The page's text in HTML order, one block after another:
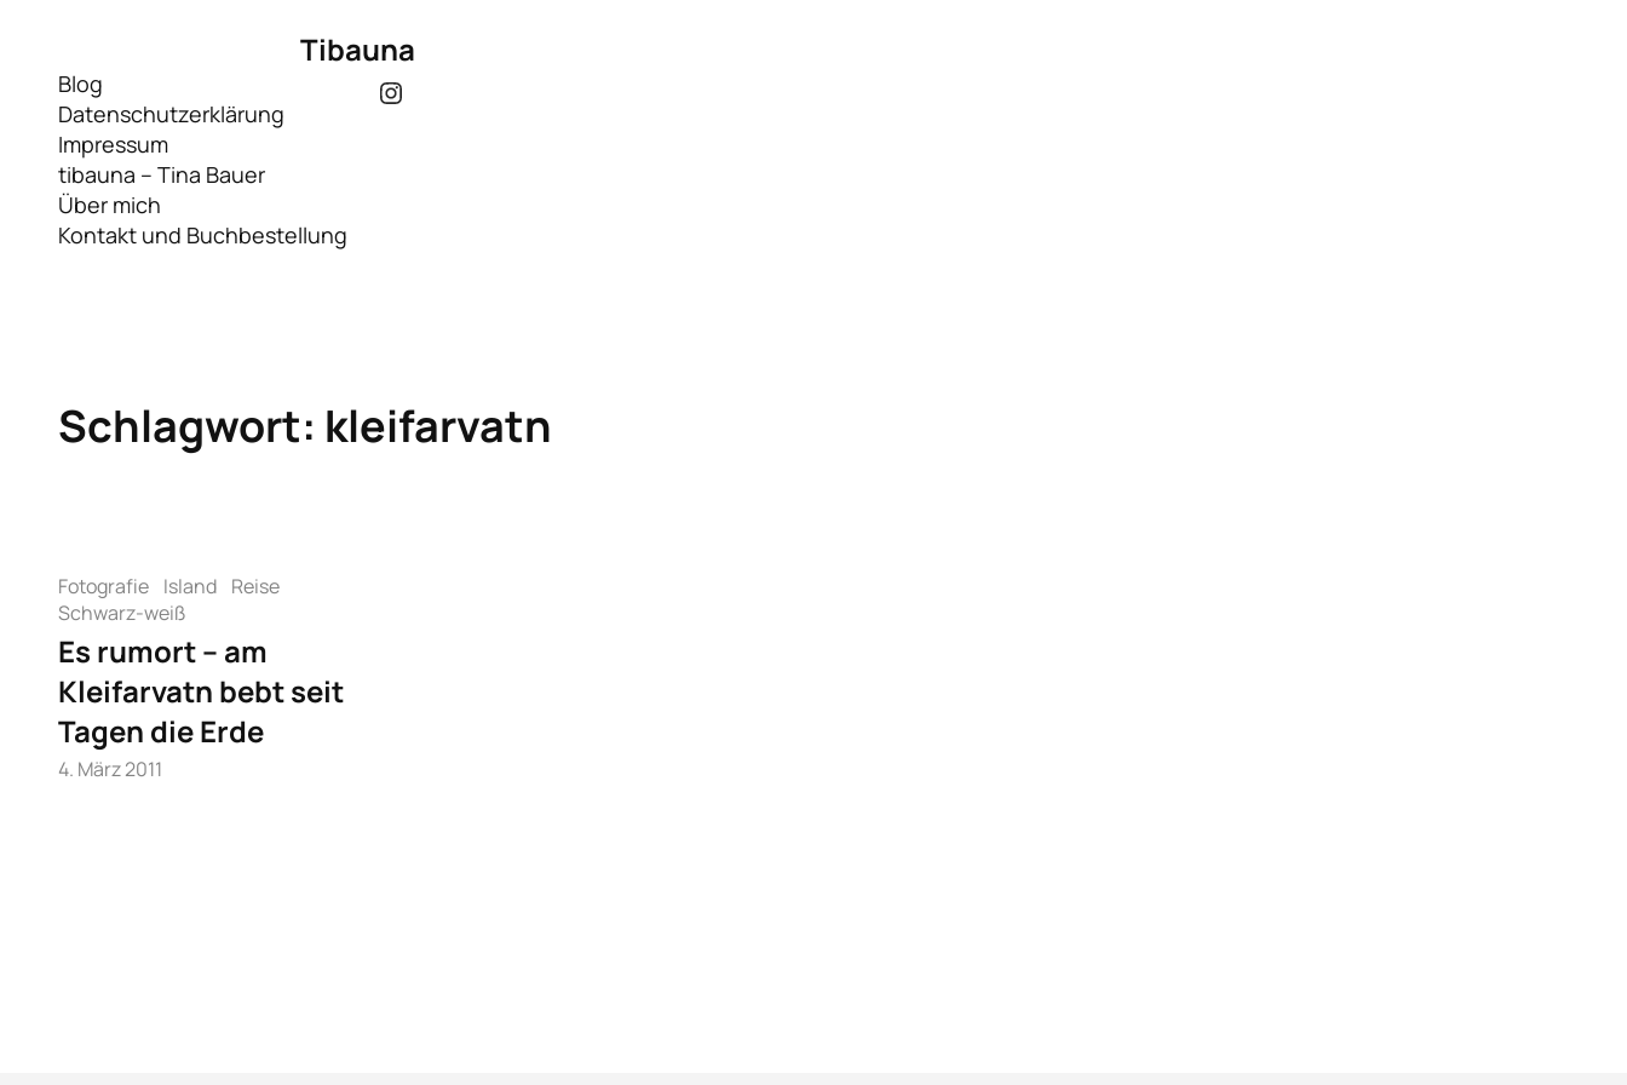
springen
Tibauna
Blog
Datenschutzerklärung
Impressum
tibauna – Tina Bauer
Über mich
Kontakt und Buchbestellung
Instagram
Schlagwort: kleifarvatn
Fotografie Island Reise
Schwarz-weiß
Es rumort – am
Kleifarvatn bebt seit
Tagen die Erde
4. März 2011